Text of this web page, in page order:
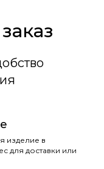
изделие в
для доставки или